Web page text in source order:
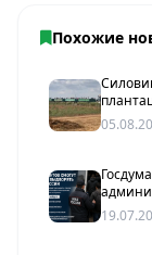
Похожие